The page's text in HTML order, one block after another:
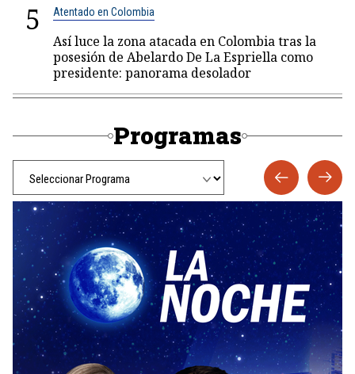
5 Atentado en Colombia
Así luce la zona atacada en Colombia tras la
posesión de Abelardo De La Espriella como
presidente: panorama desolador
Programas